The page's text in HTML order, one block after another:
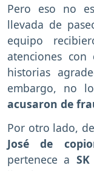
Pero eso no
llevada de
equipo
atenciones
historias
embargo, no
acusaron de
Por otro lado,
José de
pertenece a